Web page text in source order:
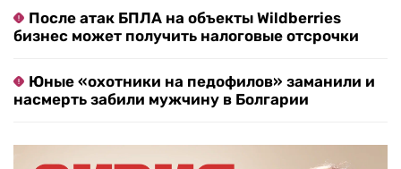
После атак БПЛА на объекты Wildberries
бизнес может получить налоговые отсрочки
Юные «охотники на педофилов» заманили и
насмерть забили мужчину в Болгарии